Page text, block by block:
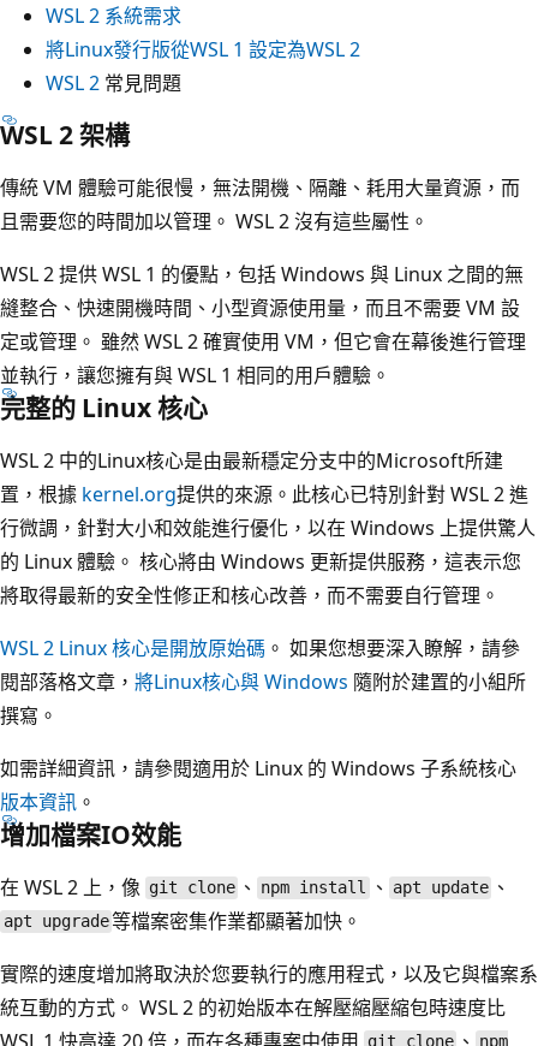
WSL 2 系統需求
將Linux發行版從WSL 1 設定為WSL 2
WSL 2 常見問題
WSL 2 架構
傳統 VM 體驗可能很慢，無法開機、隔離、耗用大量資源，而
且需要您的時間加以管理。 WSL 2 沒有這些屬性。
WSL 2 提供 WSL 1 的優點，包括 Windows 與 Linux 之間的無
縫整合、快速開機時間、小型資源使用量，而且不需要 VM 設
定或管理。 雖然 WSL 2 確實使用 VM，但它會在幕後進行管理
並執行，讓您擁有與 WSL 1 相同的用戶體驗。
完整的 Linux 核心
WSL 2 中的Linux核心是由最新穩定分支中的Microsoft所建
置，根據 kernel.org提供的來源。此核心已特別針對 WSL 2 進
行微調，針對大小和效能進行優化，以在 Windows 上提供驚人
的 Linux 體驗。 核心將由 Windows 更新提供服務，這表示您
將取得最新的安全性修正和核心改善，而不需要自行管理。
WSL 2 Linux 核心是開放原始碼 。 如果您想要深入瞭解，請參
閱部落格文章， 將Linux核心與 Windows 隨附於建置的小組所
撰寫。
如需詳細資訊，請參閱適用於 Linux 的 Windows 子系統核心
版本資訊 。
增加檔案IO效能
在 WSL 2 上，像 git clone 、 npm install 、 apt update 、
apt upgrade等檔案密集作業都顯著加快。
實際的速度增加將取決於您要執行的應用程式，以及它與檔案系
統互動的方式。 WSL 2 的初始版本在解壓縮壓縮包時速度比
WSL 1 快高達 20 倍，而在各種專案中使用 git clone 、 npm